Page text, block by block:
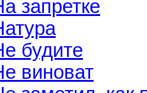
запретке
будите
виноват